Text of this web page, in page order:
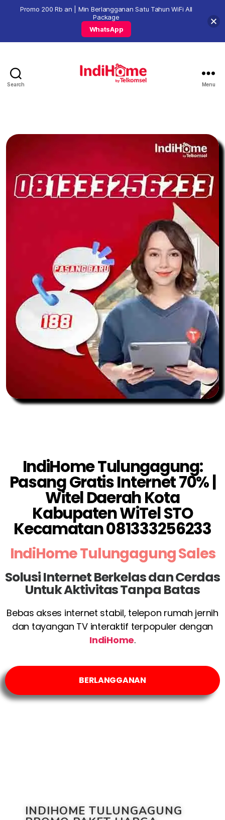
Search Menu
IndiHome Tulungagung:
Pasang Gratis Internet 70% |
Witel Daerah Kota
Kabupaten WiTel STO
Kecamatan 081333256233
IndiHome Tulungagung Sales
Solusi Internet Berkelas dan Cerdas
Untuk Aktivitas Tanpa Batas
Bebas akses internet stabil, telepon rumah jernih
dan tayangan TV interaktif terpopuler dengan
IndiHome.
BERLANGGANAN
INDIHOME TULUNGAGUNG
Promo 200 Rb an | Min Berlangganan Satu Tahun WiFi All
Package
WhatsApp